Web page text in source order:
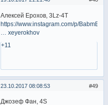
Алексей Ерохов, 3Lz-4T
https://www.instagram.com/p/
… xeyerokhov
+11
49
23.10.2017 08:08:53
Джозеф Фан, 4S